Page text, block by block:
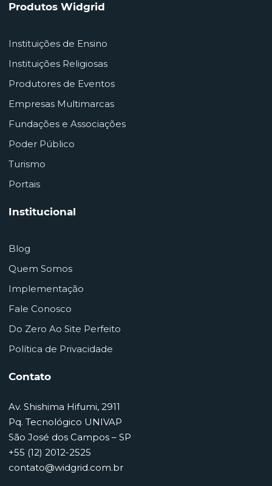
Produtos Widgrid
Instituições de Ensino
Instituições Religiosas
Produtores de Eventos
Empresas Multimarcas
Fundações e Associações
Poder Público
Turismo
Portais
Institucional
Blog
Quem Somos
Implementação
Fale Conosco
Do Zero Ao Site Perfeito
Política de Privacidade
Contato
Av. Shishima Hifumi, 2911
Pq. Tecnológico UNIVAP
São José dos Campos – SP
+55 (12) 2012-2525
contato@widgrid.com.br